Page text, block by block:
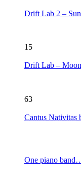
Drift Lab 2 –
15
Drift Lab –
63
One piano